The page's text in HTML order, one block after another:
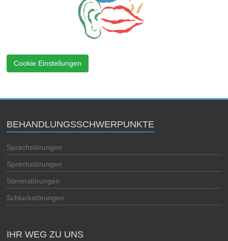
Cookie Einstellungen
BEHANDLUNGSSCHWERPUNKTE
Sprachstörungen
Sprechstörungen
Stimmstörungen
Schluckstörungen
IHR WEG ZU UNS